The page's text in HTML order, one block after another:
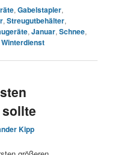
,Gabelstapler,
,Streugutbehälter,
,Januar,Schnee,
Winterdienst
Kipp